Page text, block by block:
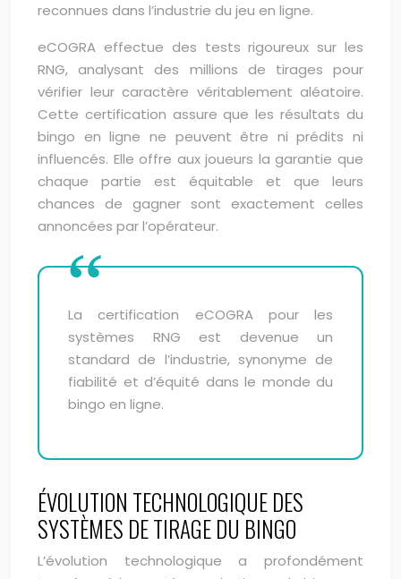
reconnues dans l’industrie du jeu en ligne.
eCOGRA effectue des tests rigoureux sur les
RNG, analysant des millions de tirages pour
vérifier leur caractère véritablement aléatoire.
Cette certification assure que les résultats du
bingo en ligne ne peuvent être ni prédits ni
influencés. Elle offre aux joueurs la garantie que
chaque partie est équitable et que leurs
chances de gagner sont exactement celles
annoncées par l’opérateur.
La certification eCOGRA pour les
systèmes RNG est devenue un
standard de l’industrie, synonyme de
fiabilité et d’équité dans le monde du
bingo en ligne.
ÉVOLUTION TECHNOLOGIQUE DES
SYSTÈMES DE TIRAGE DU BINGO
L’évolution technologique a profondément